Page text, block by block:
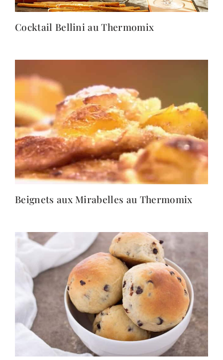
Cocktail Bellini au Thermomix
Beignets aux Mirabelles au Thermomix